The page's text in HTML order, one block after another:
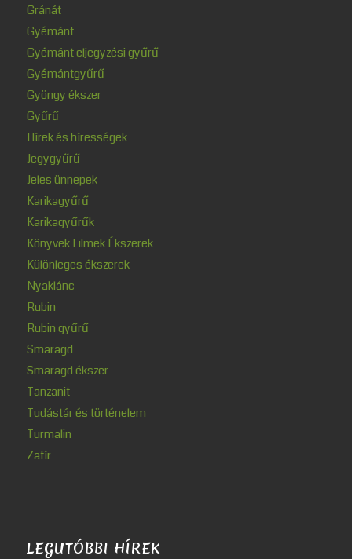
Gránát
Gyémánt
Gyémánt eljegyzési gyűrű
Gyémántgyűrű
Gyöngy ékszer
Gyűrű
Hírek és hírességek
Jegygyűrű
Jeles ünnepek
Karikagyűrű
Karikagyűrűk
Könyvek Filmek Ékszerek
Különleges ékszerek
Nyaklánc
Rubin
Rubin gyűrű
Smaragd
Smaragd ékszer
Tanzanit
Tudástár és történelem
Turmalin
Zafír
LEGUTÓBBI HÍREK